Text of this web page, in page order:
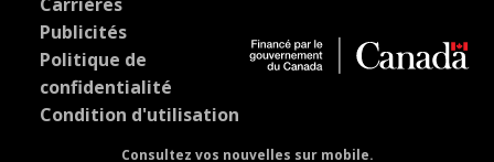
Publicités
Politique de
confidentialité
Condition d'utilisation
Consultez vos nouvelles sur mobile.